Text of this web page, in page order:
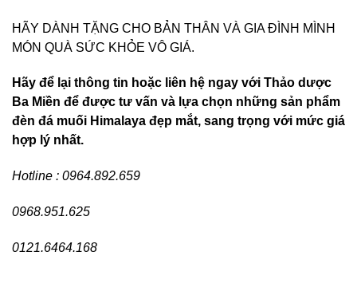
HÃY DÀNH TẶNG CHO BẢN THÂN VÀ GIA ĐÌNH MÌNH
MÓN QUÀ SỨC KHỎE VÔ GIÁ.
Hãy để lại thông tin hoặc liên hệ ngay với Thảo dược
Ba Miền để được tư vấn và lựa chọn những sản phẩm
đèn đá muối Himalaya đẹp mắt, sang trọng với mức giá
hợp lý nhất.
Hotline : 0964.892.659
0968.951.625
0121.6464.168